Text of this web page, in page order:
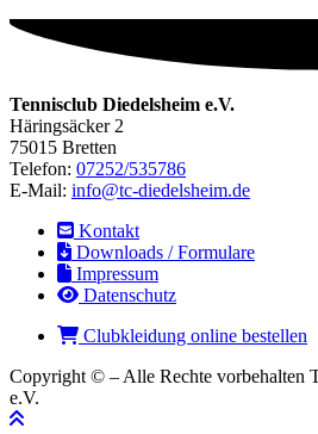
Tennisclub Diedelsheim e.V.
Häringsäcker 2
75015 Bretten
Telefon: 07252/535786
E-Mail: info@tc-diedelsheim.de
Kontakt
Downloads / Formulare
Impressum
Datenschutz
Clubkleidung online bestellen
Copyright © – Alle Rechte vorbehalten
e.V.